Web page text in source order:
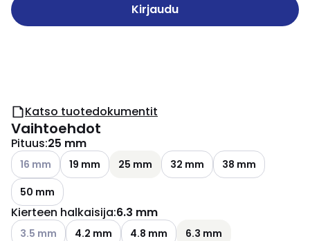
Kirjaudu
Katso tuotedokumentit
Vaihtoehdot
Pituus:25 mm
Katso käytettävissä olevat vaihtoehdot
16 mm 19 mm 25 mm 32 mm
38 mm
50 mm
Kierteen halkaisija:6.3 mm
Katso käytettävissä olevat vaihtoehdot
3.5 mm 4.2 mm 4.8 mm 6.3 mm